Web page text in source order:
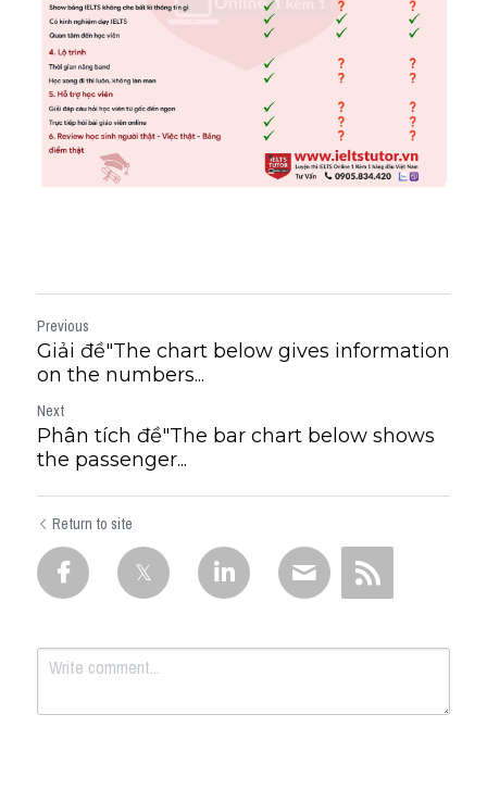
Previous
Giải đề"The chart below gives information
on the numbers...
Next
Phân tích đề"The bar chart below shows
the passenger...
Return to site